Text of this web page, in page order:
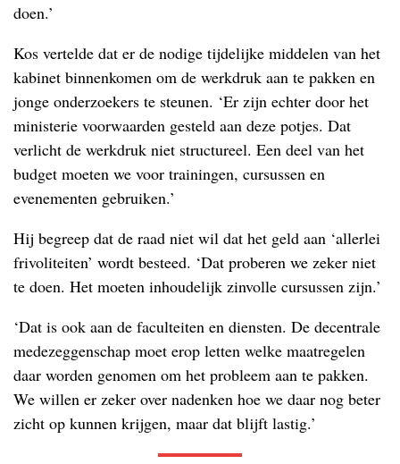
doen.’
Kos vertelde dat er de nodige tijdelijke middelen van het
kabinet binnenkomen om de werkdruk aan te pakken en
jonge onderzoekers te steunen. ‘Er zijn echter door het
ministerie voorwaarden gesteld aan deze potjes. Dat
verlicht de werkdruk niet structureel. Een deel van het
budget moeten we voor trainingen, cursussen en
evenementen gebruiken.’
Hij begreep dat de raad niet wil dat het geld aan ‘allerlei
frivoliteiten’ wordt besteed. ‘Dat proberen we zeker niet
te doen. Het moeten inhoudelijk zinvolle cursussen zijn.’
‘Dat is ook aan de faculteiten en diensten. De decentrale
medezeggenschap moet erop letten welke maatregelen
daar worden genomen om het probleem aan te pakken.
We willen er zeker over nadenken hoe we daar nog beter
zicht op kunnen krijgen, maar dat blijft lastig.’